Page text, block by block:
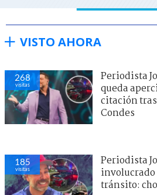
VISTO AHORA
268
visitas
Periodista
queda
citación
Condes
185
visitas
Periodista
involucrado
tránsito: